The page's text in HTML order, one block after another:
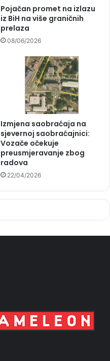
Pojačan promet na izlazu
iz BiH na više graničnih
prelaza
08/06/2026
Izmjena saobraćaja na
sjevernoj saobraćajnici:
Vozače očekuje
preusmjeravanje zbog
radova
22/04/2026